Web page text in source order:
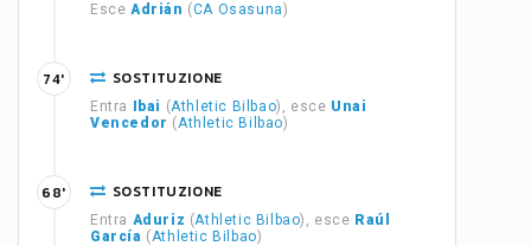
Esce Adrián (CA Osasuna)
SOSTITUZIONE
Entra Ibai (Athletic Bilbao), esce Unai
Vencedor (Athletic Bilbao)
74'
SOSTITUZIONE
Entra Aduriz (Athletic Bilbao), esce Raúl
García (Athletic Bilbao)
68'